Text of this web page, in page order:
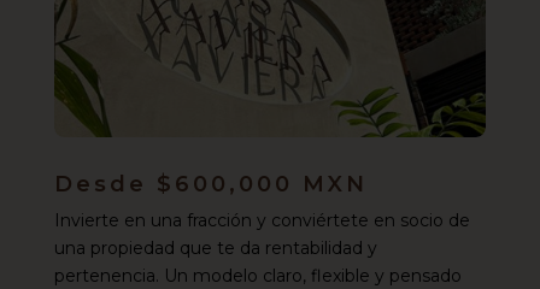
Desde $600,000 MXN
Invierte en una fracción y conviértete en socio de
una propiedad que te da rentabilidad y
pertenencia. Un modelo claro, flexible y pensado